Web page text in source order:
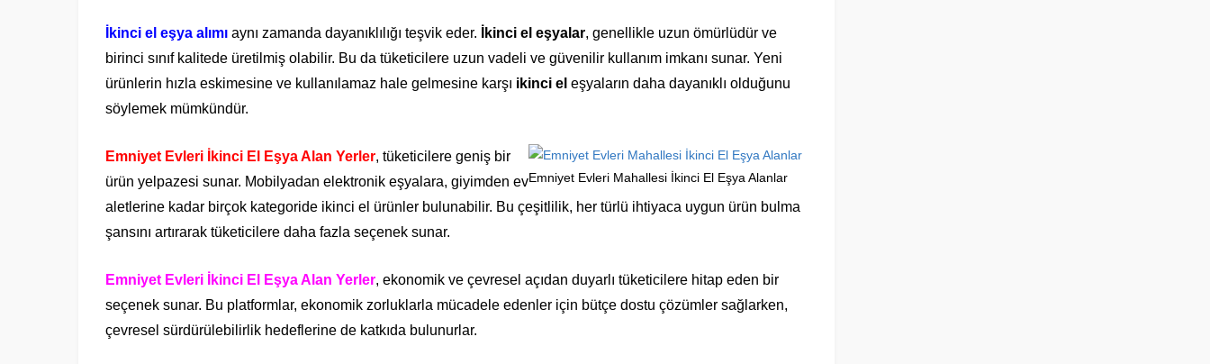
İkinci el eşya alımı aynı zamanda dayanıklılığı teşvik eder. İkinci el eşyalar, genellikle uzun ömürlüdür ve
birinci sınıf kalitede üretilmiş olabilir. Bu da tüketicilere uzun vadeli ve güvenilir kullanım imkanı sunar. Yeni
ürünlerin hızla eskimesine ve kullanılamaz hale gelmesine karşı ikinci el eşyaların daha dayanıklı olduğunu
söylemek mümkündür.
Emniyet Evleri Mahallesi İkinci El Eşya Alanlar
Emniyet Evleri İkinci El Eşya Alan Yerler, tüketicilere geniş bir
ürün yelpazesi sunar. Mobilyadan elektronik eşyalara, giyimden ev
aletlerine kadar birçok kategoride ikinci el ürünler bulunabilir. Bu çeşitlilik, her türlü ihtiyaca uygun ürün bulma
şansını artırarak tüketicilere daha fazla seçenek sunar.
Emniyet Evleri İkinci El Eşya Alan Yerler, ekonomik ve çevresel açıdan duyarlı tüketicilere hitap eden bir
seçenek sunar. Bu platformlar, ekonomik zorluklarla mücadele edenler için bütçe dostu çözümler sağlarken,
çevresel sürdürülebilirlik hedeflerine de katkıda bulunurlar.